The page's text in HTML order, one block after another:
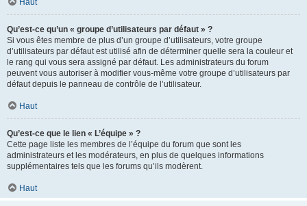
Haut
Qu’est-ce qu’un « groupe d’utilisateurs par défaut » ?
Si vous êtes membre de plus d’un groupe d’utilisateurs, votre groupe
d’utilisateurs par défaut est utilisé afin de déterminer quelle sera la couleur et
le rang qui vous sera assigné par défaut. Les administrateurs du forum
peuvent vous autoriser à modifier vous-même votre groupe d’utilisateurs par
défaut depuis le panneau de contrôle de l’utilisateur.
Haut
Qu’est-ce que le lien « L’équipe » ?
Cette page liste les membres de l’équipe du forum que sont les
administrateurs et les modérateurs, en plus de quelques informations
supplémentaires tels que les forums qu’ils modèrent.
Haut